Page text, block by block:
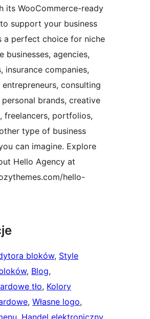
its WooCommerce-ready
support your business
a perfect choice for niche
businesses, agencies,
insurance companies,
consulting
personal brands, creative
freelancers, portfolios,
type of business
can imagine. Explore
Hello Agency at
hello-
bloków, Style
, Blog
tło, Kolory
, Własne logo
Handel elektroniczny